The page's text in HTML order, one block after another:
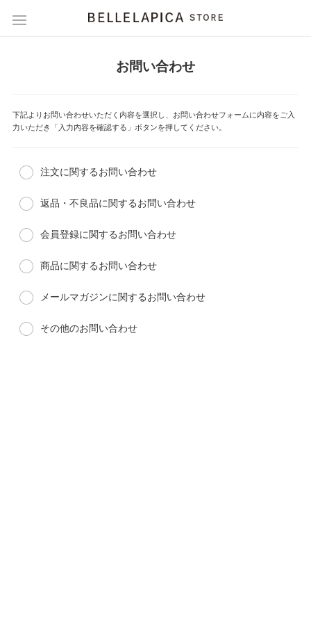
お問い合わせ
下記よりお問い合わせいただく内容を選択し、お問い合わせフォームに内容をご入
力いただき「入力内容を確認する」ボタンを押してください。
注文に関するお問い合わせ
返品・不良品に関するお問い合わせ
会員登録に関するお問い合わせ
商品に関するお問い合わせ
メールマガジンに関するお問い合わせ
その他のお問い合わせ